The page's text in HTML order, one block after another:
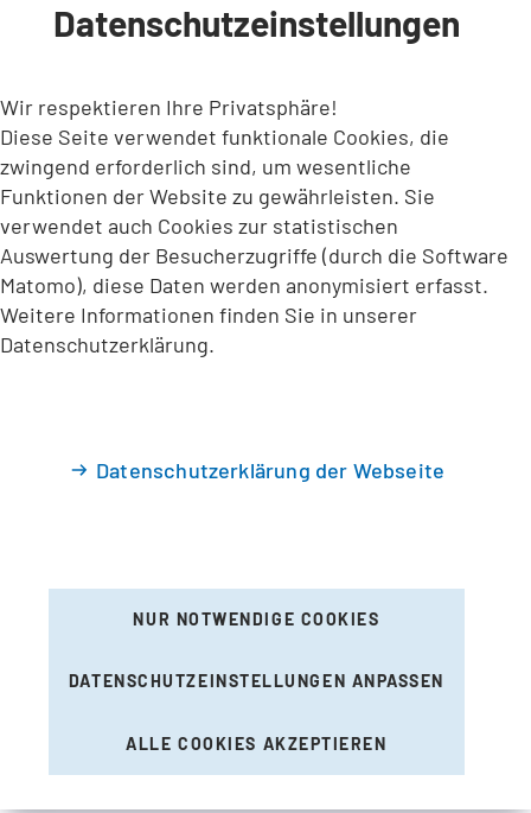
INHALT ANSPRINGEN
Datenschutzeinstellungen
Wir respektieren Ihre Privatsphäre!
Diese Seite verwendet funktionale Cookies, die
zwingend erforderlich sind, um wesentliche
Funktionen der Website zu gewährleisten. Sie
verwendet auch Cookies zur statistischen
Auswertung der Besucherzugriffe (durch die Software
Matomo), diese Daten werden anonymisiert erfasst.
Weitere Informationen finden Sie in unserer
Datenschutzerklärung.
Datenschutzerklärung der Webseite
NUR NOTWENDIGE COOKIES
DATENSCHUTZEINSTELLUNGEN ANPASSEN
ALLE COOKIES AKZEPTIEREN